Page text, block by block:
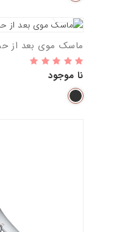
ماسک موی بعد از
نا موجود